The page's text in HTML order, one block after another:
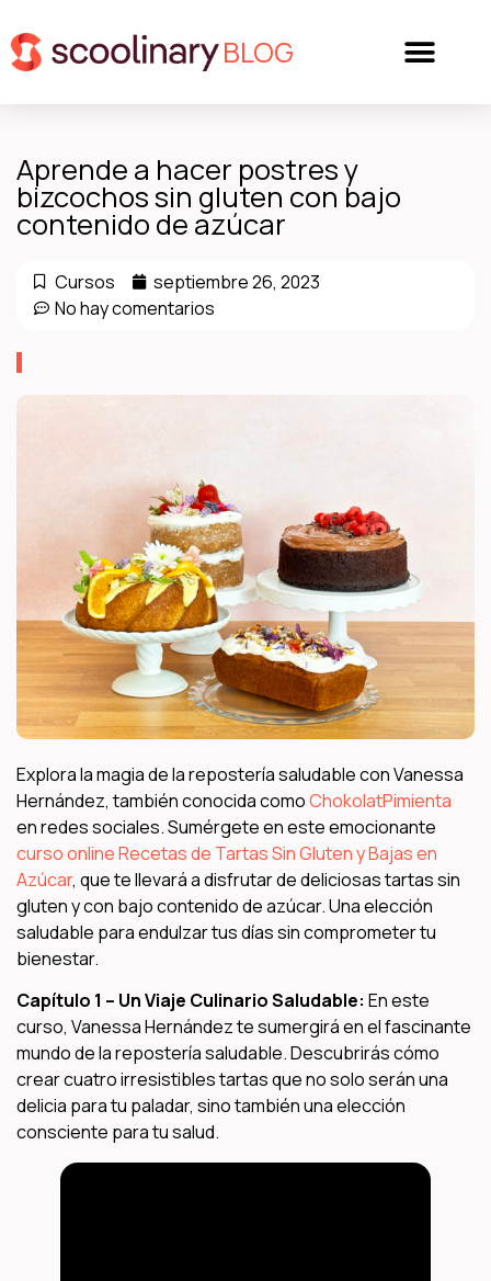
BLOG
Aprende a hacer postres y
bizcochos sin gluten con bajo
contenido de azúcar
Cursos
septiembre 26, 2023
No hay comentarios
Explora la magia de la repostería saludable con Vanessa
Hernández, también conocida comoChokolatPimienta
en redes sociales. Sumérgete en este emocionante
curso online Recetas de Tartas Sin Gluten y Bajas en
Azúcar, que te llevará a disfrutar de deliciosas tartas sin
gluten y con bajo contenido de azúcar. Una elección
saludable para endulzar tus días sin comprometer tu
bienestar.
Capítulo 1 – Un Viaje Culinario Saludable: En este
curso, Vanessa Hernández te sumergirá en el fascinante
mundo de la repostería saludable. Descubrirás cómo
crear cuatro irresistibles tartas que no solo serán una
delicia para tu paladar, sino también una elección
consciente para tu salud.